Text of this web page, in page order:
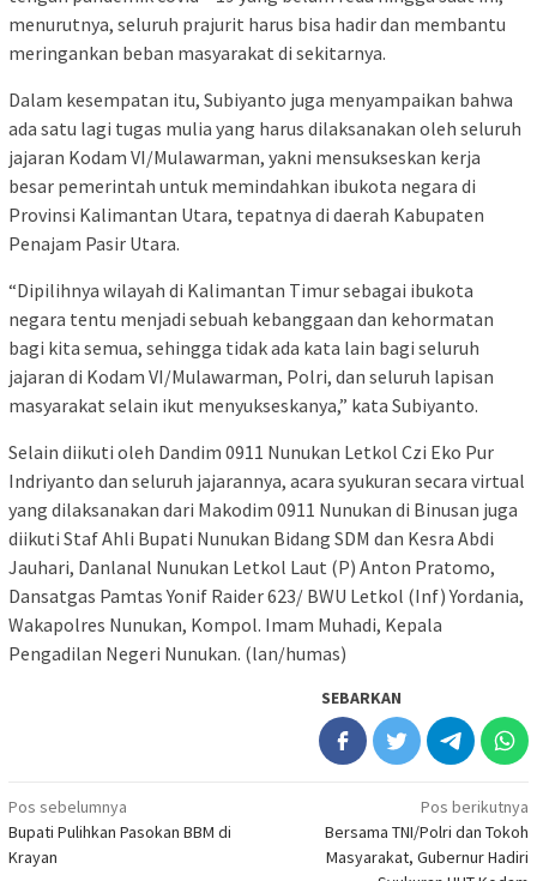
menurutnya, seluruh prajurit harus bisa hadir dan membantu
meringankan beban masyarakat di sekitarnya.
Dalam kesempatan itu, Subiyanto juga menyampaikan bahwa
ada satu lagi tugas mulia yang harus dilaksanakan oleh seluruh
jajaran Kodam VI/Mulawarman, yakni mensukseskan kerja
besar pemerintah untuk memindahkan ibukota negara di
Provinsi Kalimantan Utara, tepatnya di daerah Kabupaten
Penajam Pasir Utara.
“Dipilihnya wilayah di Kalimantan Timur sebagai ibukota
negara tentu menjadi sebuah kebanggaan dan kehormatan
bagi kita semua, sehingga tidak ada kata lain bagi seluruh
jajaran di Kodam VI/Mulawarman, Polri, dan seluruh lapisan
masyarakat selain ikut menyukseskanya,” kata Subiyanto.
Selain diikuti oleh Dandim 0911 Nunukan Letkol Czi Eko Pur
Indriyanto dan seluruh jajarannya, acara syukuran secara virtual
yang dilaksanakan dari Makodim 0911 Nunukan di Binusan juga
diikuti Staf Ahli Bupati Nunukan Bidang SDM dan Kesra Abdi
Jauhari, Danlanal Nunukan Letkol Laut (P) Anton Pratomo,
Dansatgas Pamtas Yonif Raider 623/ BWU Letkol (Inf) Yordania,
Wakapolres Nunukan, Kompol. Imam Muhadi, Kepala
Pengadilan Negeri Nunukan. (lan/humas)
SEBARKAN
Navigasi
pos
Pos sebelumnya
Bupati Pulihkan Pasokan BBM di
Krayan
Pos berikutnya
Bersama TNI/Polri dan Tokoh
Masyarakat, Gubernur Hadiri